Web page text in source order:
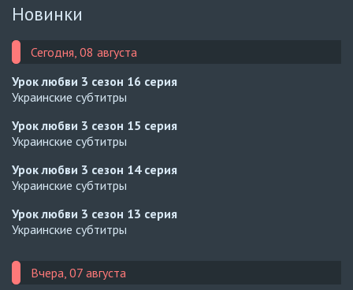
Новинки
Сегодня, 08 августа
Урок любви 3 сезон 16 серия
Украинские субтитры
Урок любви 3 сезон 15 серия
Украинские субтитры
Урок любви 3 сезон 14 серия
Украинские субтитры
Урок любви 3 сезон 13 серия
Украинские субтитры
Вчера, 07 августа